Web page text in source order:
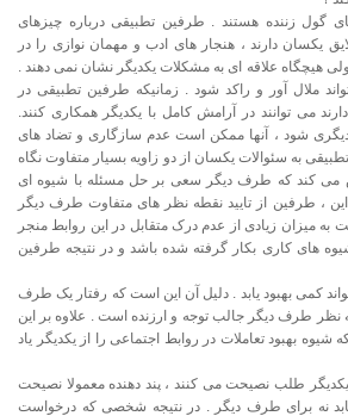
گول زننده هستند . طرفین تطبیقی درباره چیزهای
یکسان دارند ، هنجار های ادب و مهمان نوازی را در
هیچگاه علاقه ای به مشکلات یکدیگر نشان نمی دهند .
ملال آور و راکد شود . زمانیکه طرفین تطبیقی در
می توانند در آرامش کامل با یکدیگر همکاری کنند.
شود ، آنها ممکن است عدم سازگاری و تضاد های
به سئوالات یکسان از دو زاویه بسیار متفاوت نگاه
کند که طرف دیگر سعی بر حل مسئله با شیوه ای
این ، طرفین از تایید نقطه نظر های متفاوت طرف دیگر
میزان زیادی از عدم درک متقابل در این روابط منجر
های کاری بکار گرفته شده باشد و در نتیجه طرفین
کمی بهبود یابد . دلیل آن این است که رفتار یک طرف
نظر طرف دیگر جالب توجه و ارزنده است . علاوه بر این
بهبود تعاملات در روابط اجتماعی را از یکدیگر یاد
طلب نصیحت می کنند ، پند دهنده معمولا نصیحت
یابد نه برای طرف دیگر . در نتیجه شخصی که درخواست